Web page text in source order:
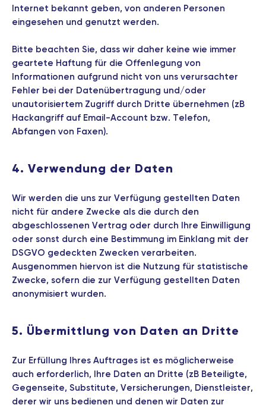
Internet bekannt geben, von anderen Personen
eingesehen und genutzt werden.
Bitte beachten Sie, dass wir daher keine wie immer
geartete Haftung für die Offenlegung von
Informationen aufgrund nicht von uns verursachter
Fehler bei der Datenübertragung und/oder
unautorisiertem Zugriff durch Dritte übernehmen (zB
Hackangriff auf Email-Account bzw. Telefon,
Abfangen von Faxen).
4. Verwendung der Daten
Wir werden die uns zur Verfügung gestellten Daten
nicht für andere Zwecke als die durch den
abgeschlossenen Vertrag oder durch Ihre Einwilligung
oder sonst durch eine Bestimmung im Einklang mit der
DSGVO gedeckten Zwecken verarbeiten.
Ausgenommen hiervon ist die Nutzung für statistische
Zwecke, sofern die zur Verfügung gestellten Daten
anonymisiert wurden.
5. Übermittlung von Daten an Dritte
Zur Erfüllung Ihres Auftrages ist es möglicherweise
auch erforderlich, Ihre Daten an Dritte (zB Beteiligte,
Gegenseite, Substitute, Versicherungen, Dienstleister,
derer wir uns bedienen und denen wir Daten zur